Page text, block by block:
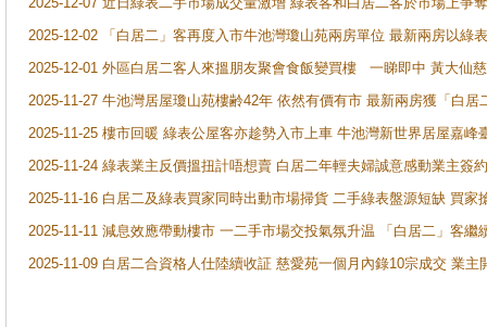
2025-12-02 「白居二」客再度入市牛池灣瓊山苑兩房單位 最新兩房以綠
2025-12-01 外區白居二客人來搵朋友聚會食飯變買樓 一睇即中 黃大仙
2025-11-27 牛池灣居屋瓊山苑樓齢42年 依然有價有市 最新兩房獲「白居
2025-11-25 樓市回暖 綠表公屋客亦趁勢入市上車 牛池灣新世界居屋嘉峰
2025-11-24 綠表業主反價搵扭計唔想賣 白居二年輕夫婦誠意感動業主簽
2025-11-16 白居二及綠表買家同時出動市場掃貨 二手綠表盤源短缺 買
2025-11-11 減息效應帶動樓市 一二手市場交投氣氛升温 「白居二」客
2025-11-09 白居二合資格人仕陸續收証 慈愛苑一個月內錄10宗成交 業